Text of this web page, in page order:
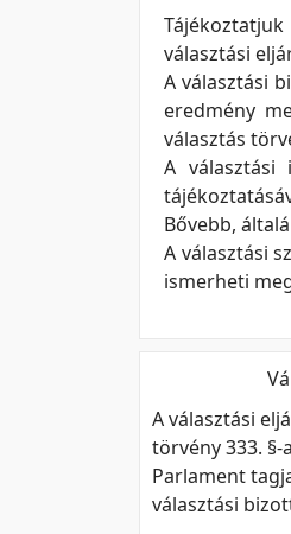
választási
A választási
eredmény
választás
A választási
Bővebb,
A választási
ismerheti
A választási
törvény 333. §-
Parlament
választási